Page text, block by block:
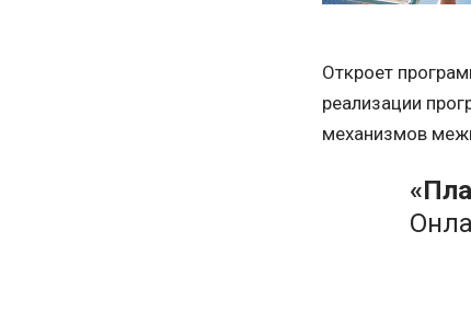
Откроет
реализации
механизмов